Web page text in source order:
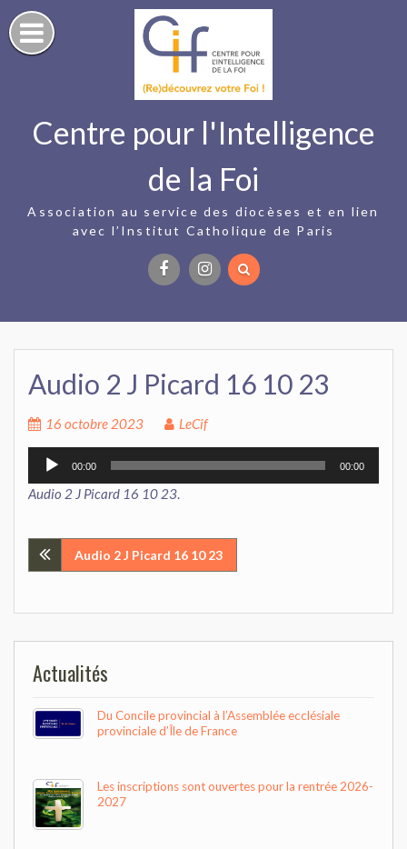
Skip
to
content
Centre pour l'Intelligence
de la Foi
Association au service des diocèses et en lien
avec l’Institut Catholique de Paris
Audio 2 J Picard 16 10 23
16 octobre 2023
LeCif
Lecteur
audio
00:00 00:00
Audio 2 J Picard 16 10 23.
Navigation
l’article
Audio 2 J Picard 16 10 23
Actualités
Du Concile provincial à l’Assemblée ecclésiale
provinciale d’Île de France
Les inscriptions sont ouvertes pour la rentrée 2026-
2027